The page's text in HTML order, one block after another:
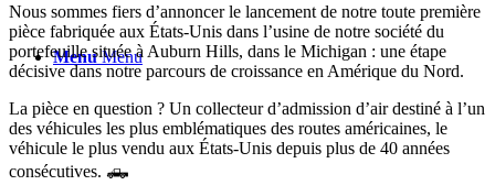
Menu Menu
Nous sommes fiers d’annoncer le lancement de notre toute première
pièce fabriquée aux États-Unis dans l’usine de notre société du
portefeuille située à Auburn Hills, dans le Michigan : une étape
décisive dans notre parcours de croissance en Amérique du Nord.
La pièce en question ? Un collecteur d’admission d’air destiné à l’un
des véhicules les plus emblématiques des routes américaines, le
véhicule le plus vendu aux États-Unis depuis plus de 40 années
consécutives. 🛻